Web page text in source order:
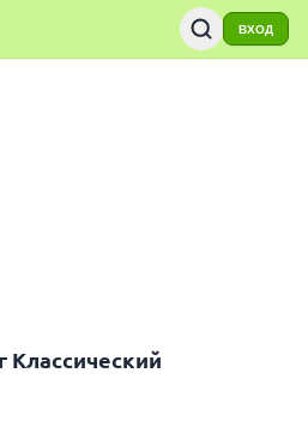
ВХОД
Классический